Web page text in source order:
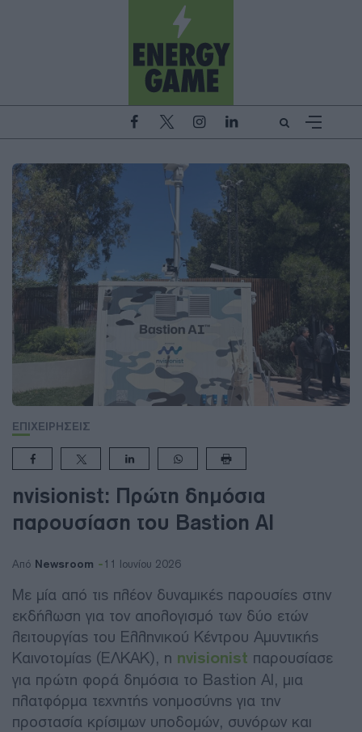
ΕΠΙΧΕΙΡΗΣΕΙΣ
nvisionist: Πρώτη δημόσια
παρουσίαση του Bastion AI
Από Newsroom 11 Ιουνίου 2026
Με μία από τις πλέον δυναμικές παρουσίες στην
εκδήλωση για τον απολογισμό των δύο ετών
λειτουργίας του Ελληνικού Κέντρου Αμυντικής
Καινοτομίας (ΕΛΚΑΚ), η nvisionist παρουσίασε
για πρώτη φορά δημόσια το Bastion AI, μια
πλατφόρμα τεχνητής νοημοσύνης για την
προστασία κρίσιμων υποδομών, συνόρων και